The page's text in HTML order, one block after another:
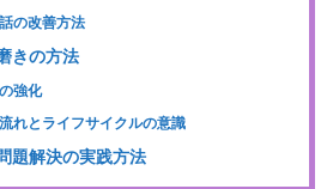
の改善方法
きの方法
強化
れとライフサイクルの意識
題解決の実践方法